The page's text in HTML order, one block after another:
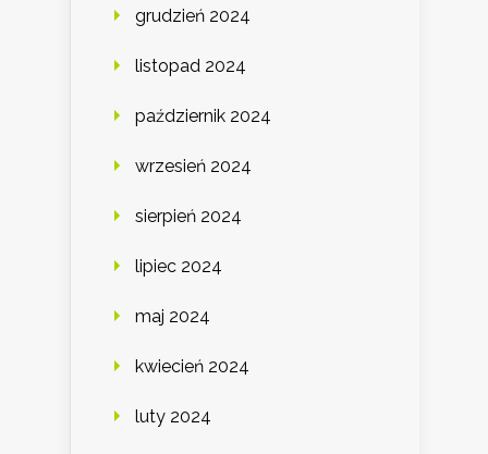
grudzień 2024
listopad 2024
październik 2024
wrzesień 2024
sierpień 2024
lipiec 2024
maj 2024
kwiecień 2024
luty 2024